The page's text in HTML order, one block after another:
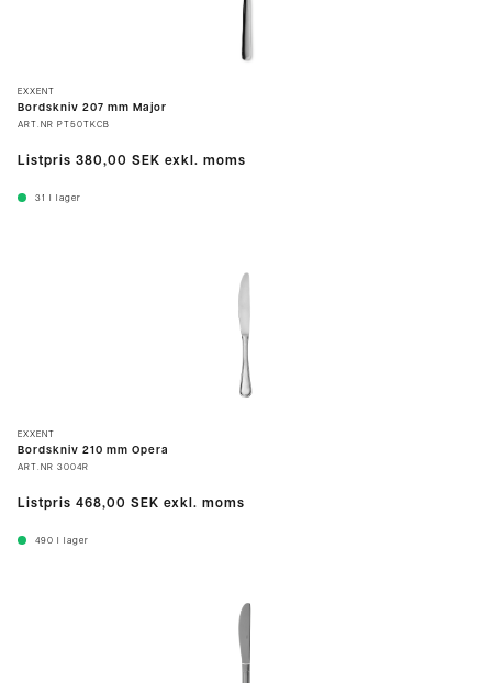
EXXENT
Bordskniv 207 mm Major
ART.NR PT50TKCB
Listpris 380,00 SEK exkl. moms
31 I lager
EXXENT
Bordskniv 210 mm Opera
ART.NR 3004R
Listpris 468,00 SEK exkl. moms
490 I lager